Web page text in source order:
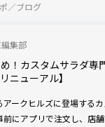
／ブログ
編集部
！カスタムサラダ専
ニューアル】
ークヒルズに登場する
にアプリで注文し、店